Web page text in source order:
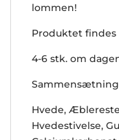
lommen!
Produktet findes
4-6 stk. om
Hvede,
Hvedestivelse,